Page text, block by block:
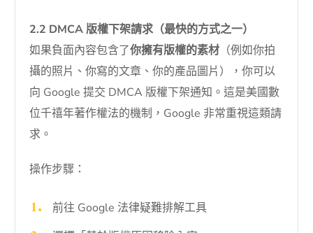
2.2 DMCA 版權下架請求（最快的方式之一）
如果負面內容包含了你擁有版權的素材 （例如你拍
攝的照片、你寫的文章、你的產品圖片），你可以
向 Google 提交 DMCA 版權下架通知。這是美國數
位千禧年著作權法的機制，Google 非常重視這類請
求。
操作步驟：
前往 Google 法律疑難排解工具